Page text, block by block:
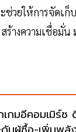
ช่วยให้การจัดเ
างความเชื่อมั่น
กมอีคอมเมิร์ซ